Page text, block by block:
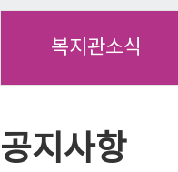
복지관소식
공지사항